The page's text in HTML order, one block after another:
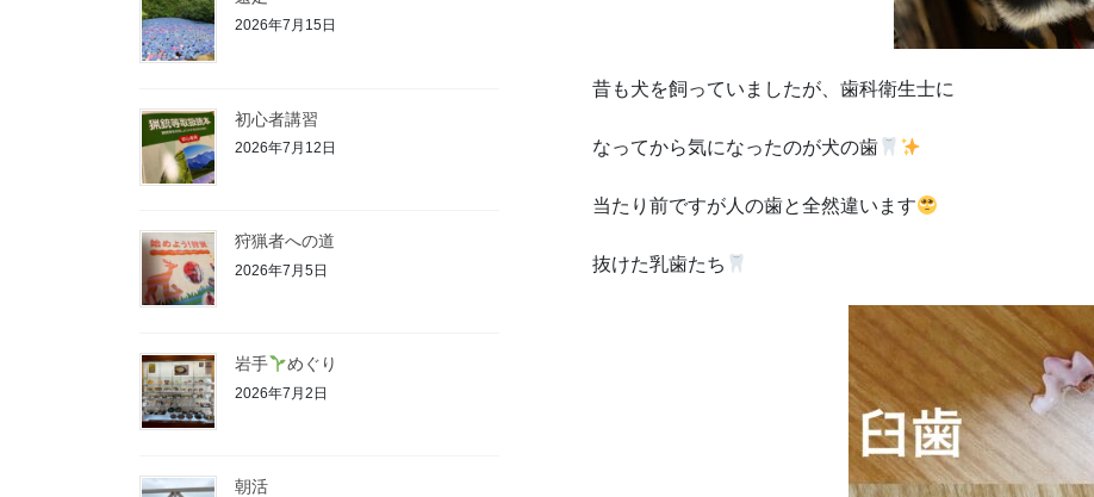
昔も犬を飼っていましたが、歯科衛生士に
なってから気になったのが犬の歯
当たり前ですが人の歯と全然違います
抜けた乳歯たち
2026年7月15日
初心者講習
2026年7月12日
狩猟者への道
2026年7月5日
岩手 めぐり
2026年7月2日
朝活